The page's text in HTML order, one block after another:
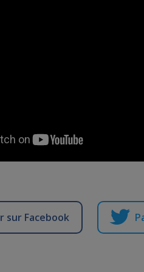
sur Facebook